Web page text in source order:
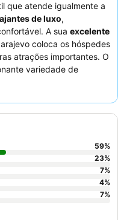
que atende igualmente a
de luxo,
A sua excelente
coloca os hóspedes
atrações importantes. O
variedade de
recebe
pela sua generosidade
considere solicitar
vizinhança imediata.
59%
23%
7%
4%
7%